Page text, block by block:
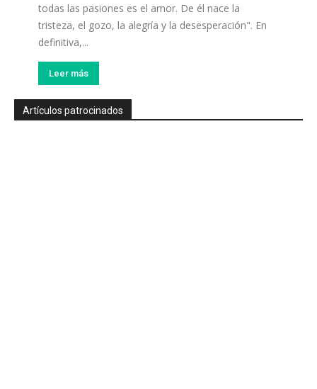
todas las pasiones es el amor. De él nace la
tristeza, el gozo, la alegría y la desesperación". En
definitiva,...
Leer más
Artículos patrocinados